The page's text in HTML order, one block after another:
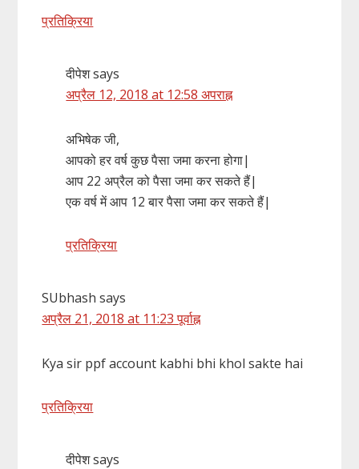
प्रतिक्रिया
दीपेशsays
अप्रैल 12, 2018 at 12:58 अपराह्न
अभिषेक जी,
आपको हर वर्ष कुछ पैसा जमा करना होगा|
आप 22 अप्रैल को पैसा जमा कर सकते हैं|
एक वर्ष में आप 12 बार पैसा जमा कर सकते हैं|
प्रतिक्रिया
SUbhash says
अप्रैल 21, 2018 at 11:23 पूर्वाह्न
Kya sir ppf account kabhi bhi khol sakte hai
प्रतिक्रिया
दीपेशsays